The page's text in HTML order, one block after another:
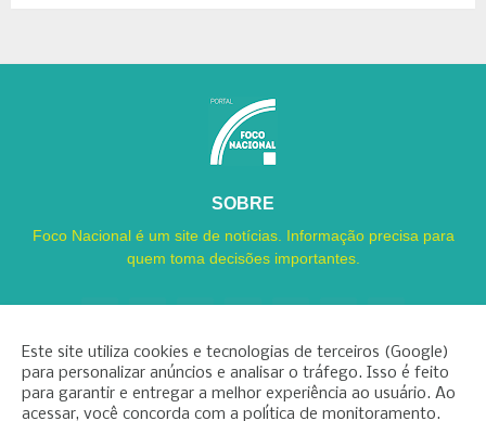
SOBRE
Foco Nacional é um site de notícias. Informação precisa para
quem toma decisões importantes.
Copyright ©2026 Foco Nacional
Este site utiliza cookies e tecnologias de terceiros (Google)
para personalizar anúncios e analisar o tráfego. Isso é feito
para garantir e entregar a melhor experiência ao usuário. Ao
acessar, você concorda com a política de monitoramento.